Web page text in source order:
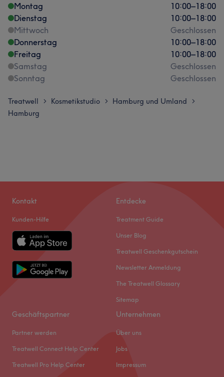
Montag 10:00–18:00
Dienstag
10:00–18:00
Mittwoch
Geschlossen
Donnerstag
10:00–18:00
Freitag
10:00–18:00
Samstag
Geschlossen
Sonntag
Geschlossen
Treatwell > Kosmetikstudio > Hamburg und Umland >
Hamburg
Kontakt
Kunden-Hilfe
Entdecke
Treatment Guide
Unser Blog
Treatwell Geschenkgutschein
Newsletter Anmeldung
The Treatwell Glossary
Sitemap
Geschäftspartner
Partner werden
Treatwell Connect Help Center
Treatwell Pro Help Center
Unternehmen
Über uns
Jobs
Impressum